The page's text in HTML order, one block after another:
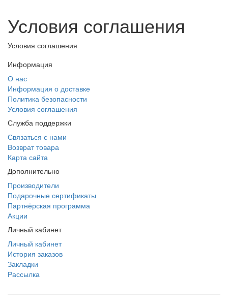
Условия соглашения
Условия соглашения
Информация
О нас
Информация о доставке
Политика безопасности
Условия соглашения
Служба поддержки
Связаться с нами
Возврат товара
Карта сайта
Дополнительно
Производители
Подарочные сертификаты
Партнёрская программа
Акции
Личный кабинет
Личный кабинет
История заказов
Закладки
Рассылка